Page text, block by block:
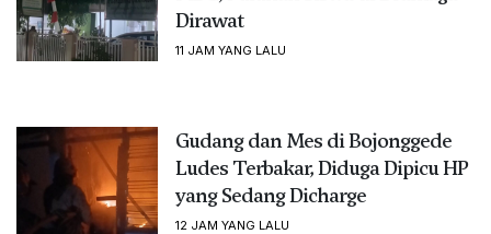
Dirawat
11 JAM YANG LALU
Gudang dan Mes di Bojonggede
Ludes Terbakar, Diduga Dipicu HP
yang Sedang Dicharge
12 JAM YANG LALU